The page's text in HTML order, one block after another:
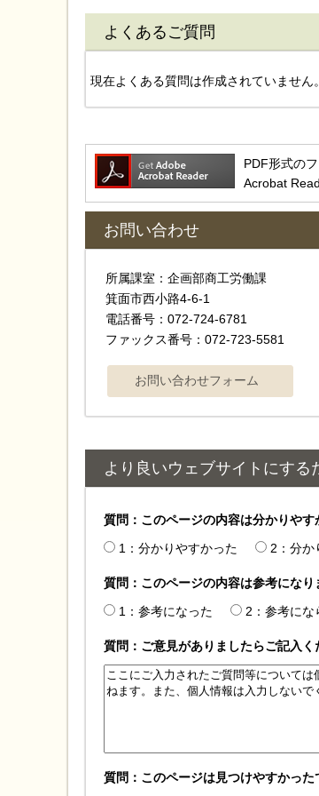
よくあるご質問
現在よくある質問は作成されていません。
PDF形式の
Acrobat
お問い合わせ
所属課室：企画部商工労働課
箕面市西小路4-6-1
電話番号：072-724-6781
ファックス番号：072-723-5581
より良いウェブサイトにす
質問：このページの内容は分かりやす
1：分かりやすかった
2：分か
質問：このページの内容は参考になり
1：参考になった
2：参考にな
質問：ご意見がありましたらご記入く
質問：このページは見つけやすかった